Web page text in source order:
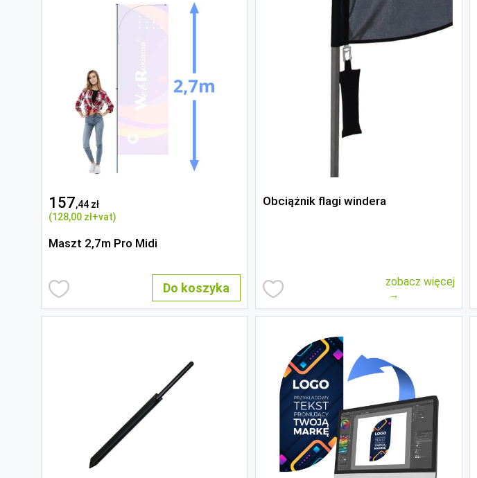
157,44 zł
(128,00 zł+vat)
Maszt 2,7m Pro Midi
Do koszyka
Obciążnik flagi windera
zobacz więcej